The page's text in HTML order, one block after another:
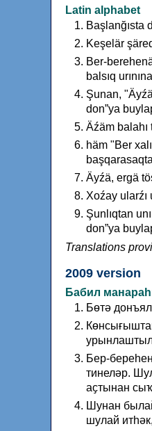
Latin alphabet
Başlanğısta
Keşelär
Ber-
balsıq
Şunan,
don”ya
Äźäm balahı
häm "Ber
Äyźä, ergä
Xoźay ularźı
Şunlıqtan
don”ya
Translations
2009 version
Бабил
Бɵтə
Бер-
тинелəр.
аҫтынан
Шунан
шулай